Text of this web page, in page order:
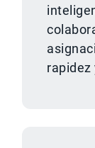
rapidez